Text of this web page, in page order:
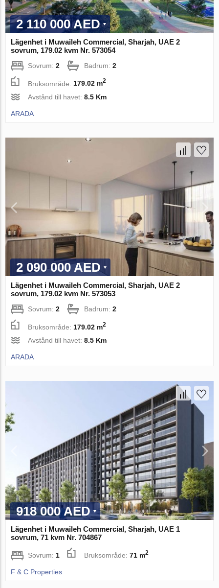
2 110 000 AED
Lägenhet i Muwaileh Commercial, Sharjah, UAE 2
sovrum, 179.02 kvm Nr. 573054
Sovrum:2 Badrum:2
Bruksområde:179.02 m2
Avstånd till havet:8.5 Km
ARADA
2 090 000 AED
Lägenhet i Muwaileh Commercial, Sharjah, UAE 2
sovrum, 179.02 kvm Nr. 573053
Sovrum:2 Badrum:2
Bruksområde: 179.02 m2
Avstånd till havet:8.5 Km
ARADA
918 000 AED
Lägenhet i Muwaileh Commercial, Sharjah, UAE 1
sovrum, 71 kvm Nr. 704867
Sovrum: 1 Bruksområde:71 m2
F & C Properties